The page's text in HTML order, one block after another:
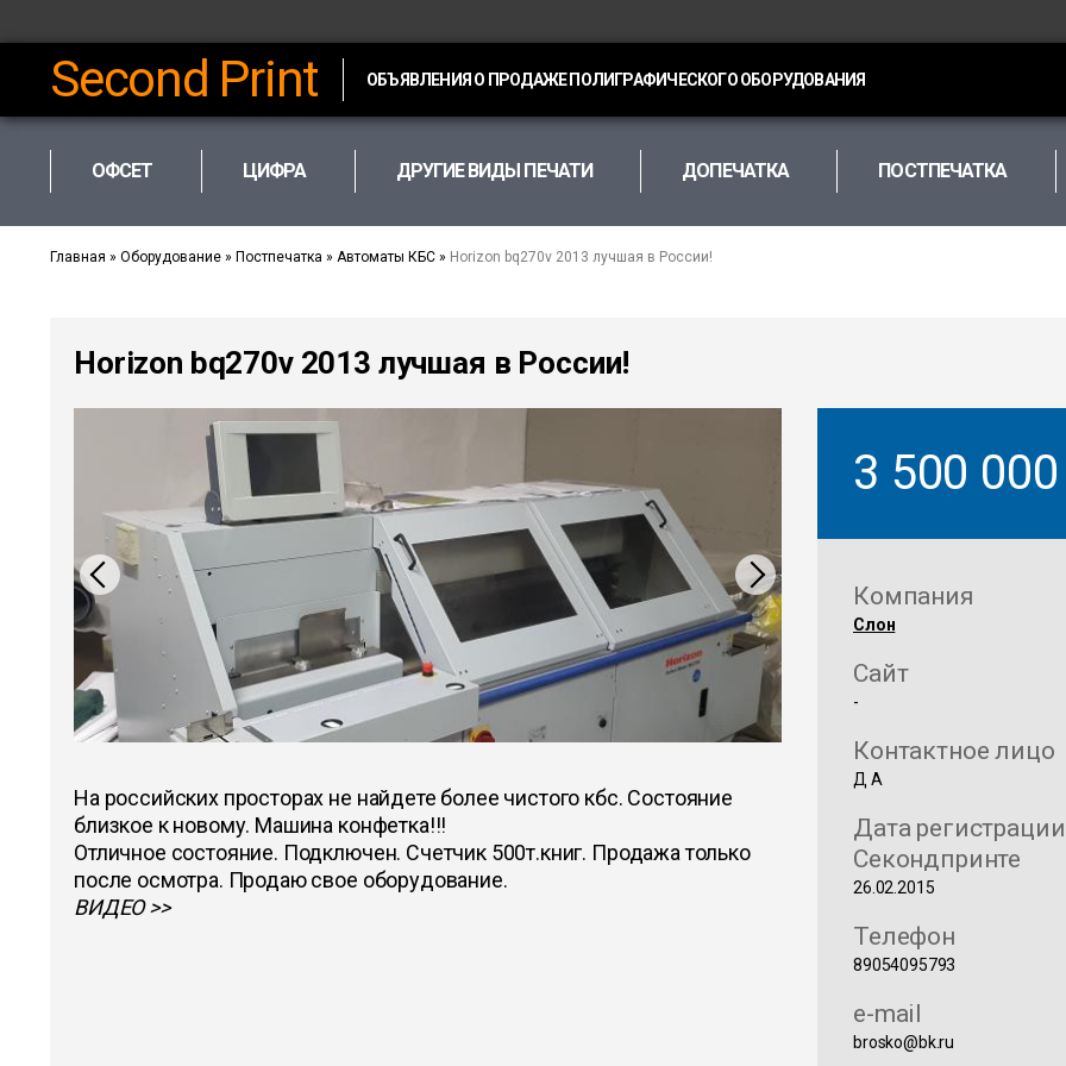
Second Print ОБЪЯВЛЕНИЯ О ПРОДАЖЕ ПОЛИГРАФИЧЕСКОГО ОБОРУДОВАНИЯ
ОФСЕТ ЦИФРА ДРУГИЕ ВИДЫ ПЕЧАТИ ДОПЕЧАТКА ПОСТПЕЧАТКА
Главная » Оборудование » Постпечатка » Автоматы КБС » Horizon bq270v 2013 лучшая в России!
Horizon bq270v 2013 лучшая в России!
На российских просторах не найдете более чистого кбс. Состояние
близкое к новому. Машина конфетка!!!
Отличное состояние. Подключен. Счетчик 500т.книг. Продажа только
после осмотра. Продаю свое оборудование.
ВИДЕО
3 500
Компания
Слон
Сайт
-
Контактное лицо
Д А
Дата
Секондпринте
26.02.2015
Телефон
89054095793
e-mail
brosko@bk.ru